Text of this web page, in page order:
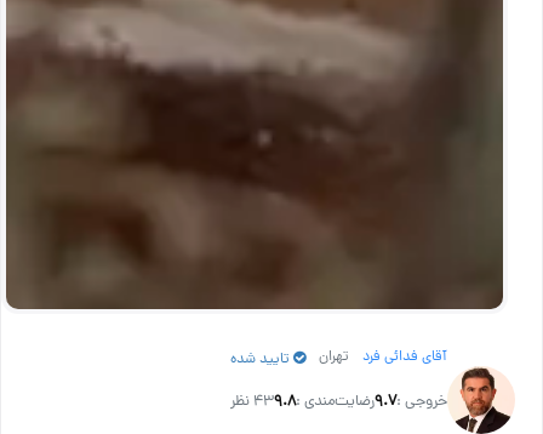
آقای فدائی فرد تهران تایید شده
خروجی :۹.۷رضایت‌مندی :۹.۸43 نظر